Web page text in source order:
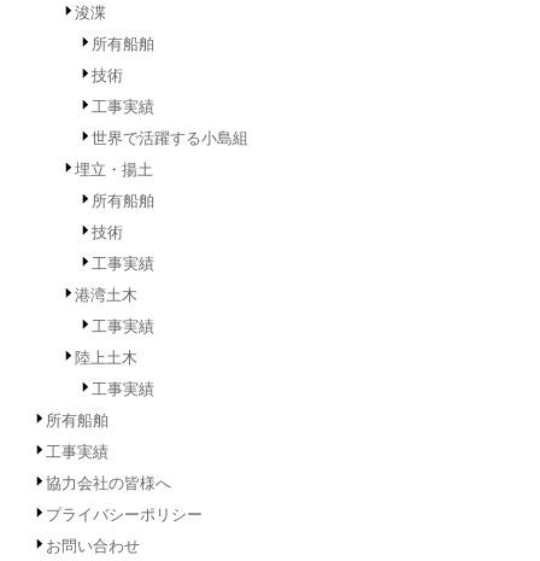
浚渫
所有船舶
技術
工事実績
世界で活躍する小島組
埋立・揚土
所有船舶
技術
工事実績
港湾土木
工事実績
陸上土木
工事実績
所有船舶
工事実績
協力会社の皆様へ
プライバシーポリシー
お問い合わせ